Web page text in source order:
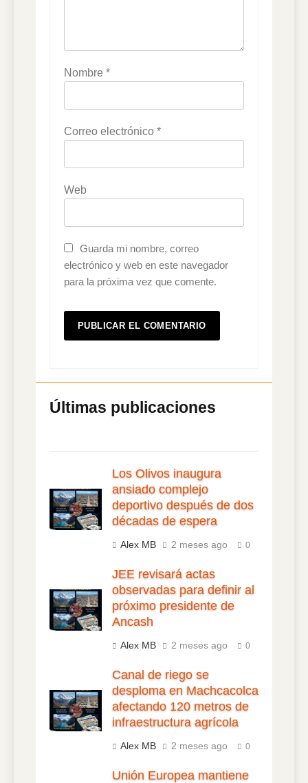
Nombre *
Correo electrónico *
Web
Guarda mi nombre, correo
electrónico y web en este navegador
para la próxima vez que comente.
Los Olivos inaugura
ansiado complejo
deportivo después de dos
décadas de espera
Alex MB 2 meses ago 0
JEE revisará actas
observadas para definir al
próximo presidente de
Ancash
Alex MB 2 meses ago 0
Canal de riego se
desploma en Machcacolca
afectando 120 metros de
infraestructura agrícola
Alex MB 2 meses ago 0
Unión Europea mantiene